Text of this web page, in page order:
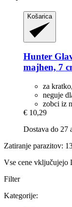
Košarica
Hunter
majhen, 7
za
neguje
zobci iz
€ 10,29
Dostava do 27
Zatiranje parazitov:
Vse cene vključujejo
Filter
Kategorije: